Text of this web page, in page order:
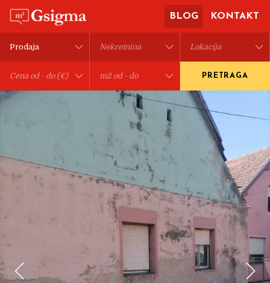
BLOG KONTAKT
PRETRAGA